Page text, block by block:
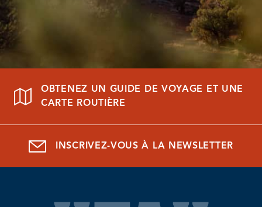
OBTENEZ UN GUIDE DE VOYAGE ET UNE
CARTE ROUTIÈRE
INSCRIVEZ-VOUS À LA NEWSLETTER